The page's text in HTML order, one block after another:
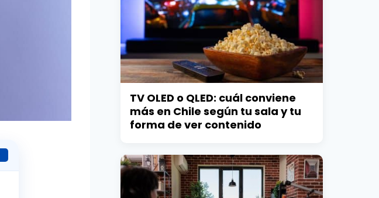
TV OLED o QLED: cuál conviene
más en Chile según tu sala y tu
forma de ver contenido